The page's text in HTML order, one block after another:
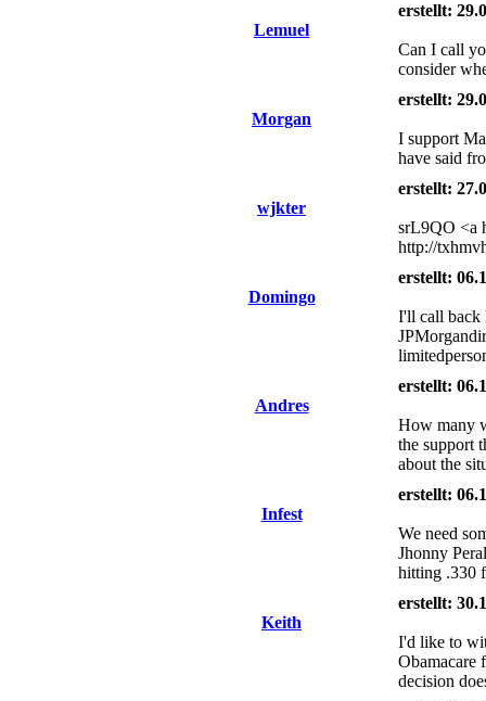
Lemuel
erstellt:
Can I call
consider
Morgan
erstellt:
I support
have said
wjkter
erstellt:
srL9QO <a
http://
Domingo
erstellt:
I'll call back
Andres
erstellt:
How many
the support
about the
Infest
erstellt:
We need
Jhonny
hitting .330
Keith
erstellt:
I'd like to
Obamacare
decision